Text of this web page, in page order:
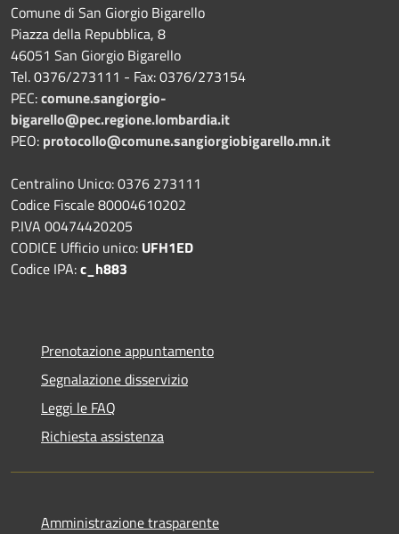
Comune di San Giorgio Bigarello
Piazza della Repubblica, 8
46051 San Giorgio Bigarello
Tel. 0376/273111 - Fax: 0376/273154
PEC:comune.sangiorgio-
bigarello@pec.regione.lombardia.it
PEO: protocollo@comune.sangiorgiobigarello.mn.it
Centralino Unico: 0376 273111
Codice Fiscale 80004610202
P.IVA 00474420205
CODICE Ufficio unico: UFH1ED
Codice IPA:c_h883
Prenotazione appuntamento
Segnalazione disservizio
Leggi le FAQ
Richiesta assistenza
Amministrazione trasparente